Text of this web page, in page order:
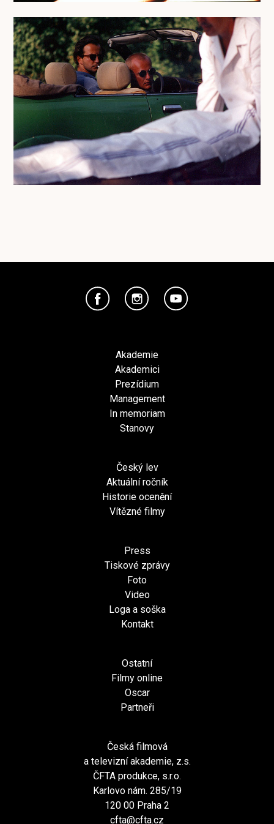
Akademie
Akademici
Prezídium
Management
In memoriam
Stanovy
Český lev
Aktuální ročník
Historie ocenění
Vítězné filmy
Press
Tiskové zprávy
Foto
Video
Loga a soška
Kontakt
Ostatní
Filmy online
Oscar
Partneři
Česká filmová
a televizní akademie, z.s.
ČFTA produkce, s.r.o.
Karlovo nám. 285/19
120 00 Praha 2
cfta@cfta.cz